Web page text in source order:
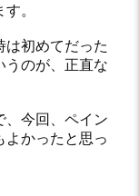
。
は初めてだった
うのが、正直な
、今回、ペイン
よかったと思っ